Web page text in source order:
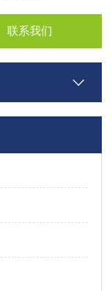
联系我们